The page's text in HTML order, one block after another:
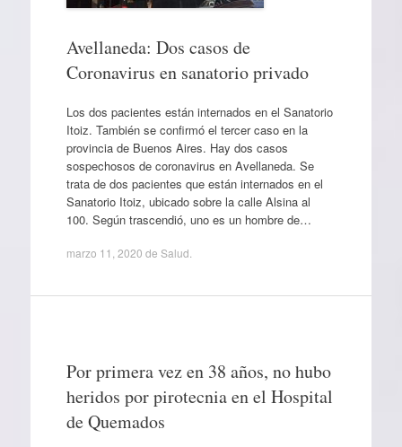
Avellaneda: Dos casos de
Coronavirus en sanatorio privado
Los dos pacientes están internados en el Sanatorio
Itoiz. También se confirmó el tercer caso en la
provincia de Buenos Aires. Hay dos casos
sospechosos de coronavirus en Avellaneda. Se
trata de dos pacientes que están internados en el
Sanatorio Itoiz, ubicado sobre la calle Alsina al
100. Según trascendió, uno es un hombre de…
marzo 11, 2020 de Salud
Por primera vez en 38 años, no hubo
heridos por pirotecnia en el Hospital
de Quemados